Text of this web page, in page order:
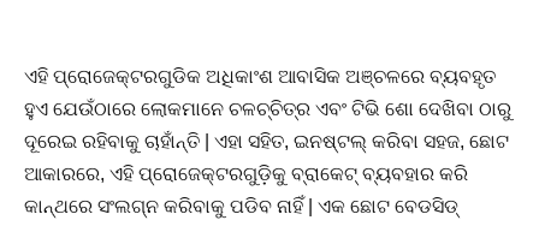
ଏହି ପ୍ରୋଜେକ୍ଟରଗୁଡିକ ଅଧିକାଂଶ ଆବାସିକ ଅଞ୍ଚଳରେ ବ୍ୟବହୃତ
ହୁଏ ଯେଉଁଠାରେ ଲୋକମାନେ ଚଳଚ୍ଚିତ୍ର ଏବଂ ଟିଭି ଶୋ ଦେଖିବା ଠାରୁ
ଦୂରେଇ ରହିବାକୁ ଚାହାଁନ୍ତି | ଏହା ସହିତ, ଇନଷ୍ଟଲ୍ କରିବା ସହଜ, ଛୋଟ
ଆକାରରେ, ଏହି ପ୍ରୋଜେକ୍ଟରଗୁଡ଼ିକୁ ବ୍ରାକେଟ୍ ବ୍ୟବହାର କରି
କାନ୍ଥରେ ସଂଲଗ୍ନ କରିବାକୁ ପଡିବ ନାହିଁ | ଏକ ଛୋଟ ବେଡସିଡ୍